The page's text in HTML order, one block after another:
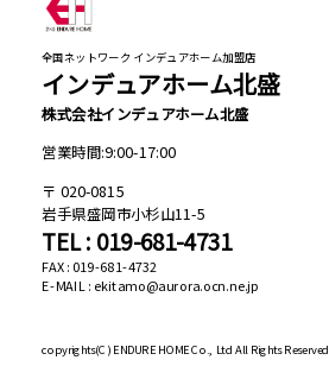
全国ネットワーク インデュアホーム加盟店
インデュアホーム北盛
株式会社インデュアホーム北盛
営業時間:9:00-17:00
020-0815
岩手県盛岡市小杉山11-5
TEL : 019-681-4731
FAX : 019-681-4732
E-MAIL : ekitamo@aurora.ocn.ne.jp
copyrights(C)ENDURE HOME Co., Ltd All Rights Reserved.